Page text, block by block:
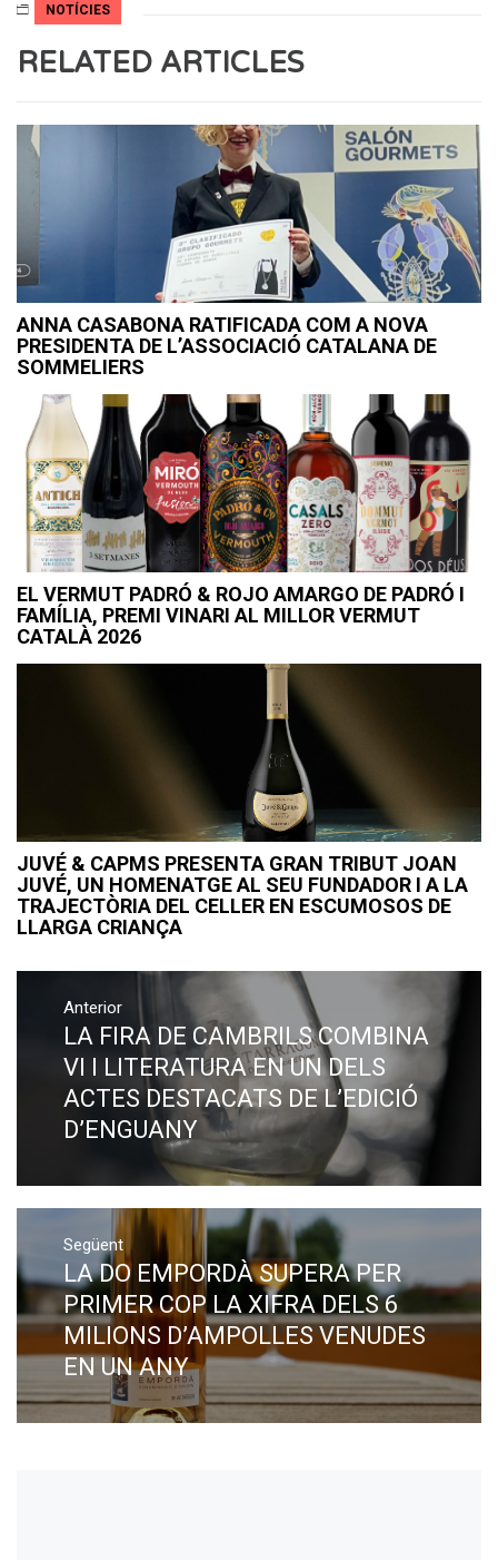
NOTÍCIES
RELATED ARTICLES
ANNA CASABONA RATIFICADA COM A NOVA
PRESIDENTA DE L’ASSOCIACIÓ CATALANA DE
SOMMELIERS
EL VERMUT PADRÓ & ROJO AMARGO DE PADRÓ I
FAMÍLIA, PREMI VINARI AL MILLOR VERMUT
CATALÀ 2026
JUVÉ & CAPMS PRESENTA GRAN TRIBUT JOAN
JUVÉ, UN HOMENATGE AL SEU FUNDADOR I A LA
TRAJECTÒRIA DEL CELLER EN ESCUMOSOS DE
LLARGA CRIANÇA
Navegació
d'entrades
Anterior
Previous
post:
LA FIRA DE CAMBRILS COMBINA
VI I LITERATURA EN UN DELS
ACTES DESTACATS DE L’EDICIÓ
D’ENGUANY
Següent
Next
post:
LA DO EMPORDÀ SUPERA PER
PRIMER COP LA XIFRA DELS 6
MILIONS D’AMPOLLES VENUDES
EN UN ANY